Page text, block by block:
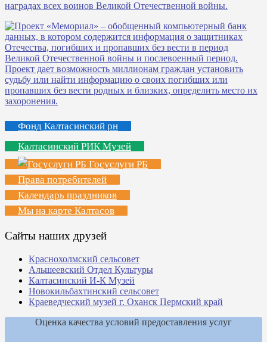
Фонд Калтасинский рн
Калтасинский РИК Музей
Госуслуги РБ
Права потребителей
Календарь праздников
Мы на карте Калтасов
Сайты наших друзей
Краснохолмский сельсовет
Альшеевский Отдел Культуры
Калтасинский И-К Музей
Новокильбахтинский сельсовет
Краеведческий музей г. Оханск Пермский край
Оценка качества условий предоставления услуг